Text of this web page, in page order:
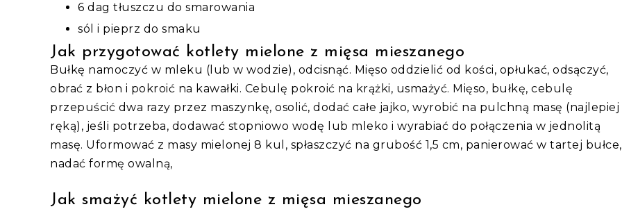
6 dag tłuszczu do smarowania
sól i pieprz do smaku
Jak przygotować kotlety mielone z mięsa mieszanego
Bułkę namoczyć w mleku (lub w wodzie), odcisnąć. Mięso oddzielić od kości, opłukać, odsączyć,
obrać z błon i pokroić na kawałki. Cebulę pokroić na krążki, usmażyć. Mięso, bułkę, cebulę
przepuścić dwa razy przez maszynkę, osolić, dodać całe jajko, wyrobić na pulchną masę (najlepiej
ręką), jeśli potrzeba, dodawać stopniowo wodę lub mleko i wyrabiać do połączenia w jednolitą
masę. Uformować z masy mielonej 8 kul, spłaszczyć na grubość 1,5 cm, panierować w tartej bułce,
nadać formę owalną,
Jak smażyć kotlety mielone z mięsa mieszanego